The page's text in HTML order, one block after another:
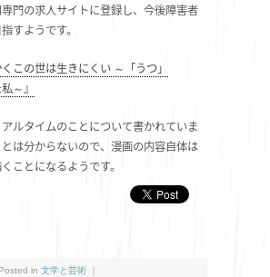
門の求人サイトに登録し、今後障害者
すようです。
この世は生きにくい ～「うつ」
～』
ルタイムのことについて書かれていま
は分からないので、漫画の内容自体は
ことになるようです。
in 文学と芸術